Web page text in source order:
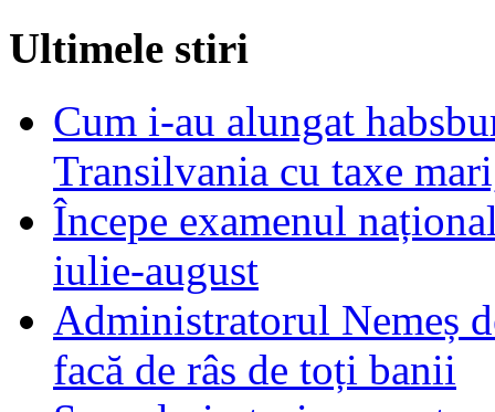
Ultimele stiri
Cum i-au alungat
Transilvania cu taxe
Începe examenul
iulie-august
Administratorul Nemeș
facă de râs de toți banii